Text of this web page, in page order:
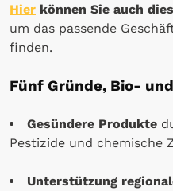
Hier können Sie auch
um das passende
finden.
Fünf Gründe, Bio-
Gesündere Produkte
Pestizide und chemische
Unterstützung